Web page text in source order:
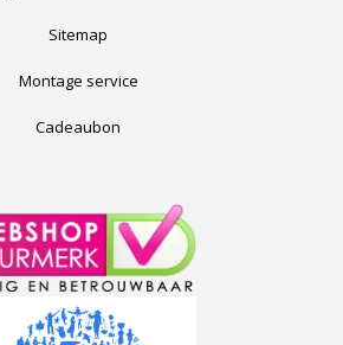
Sitemap
Montage service
Cadeaubon